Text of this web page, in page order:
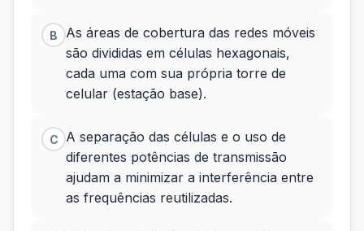
ao
reuso
de...
B
As áreas de cobertura das redes móveis
são divididas em células hexagonais,
cada uma com sua própria torre de
celular (estação base).
C
A separação das células e o uso de
diferentes potências de transmissão
ajudam a minimizar a interferência entre
as frequências reutilizadas.